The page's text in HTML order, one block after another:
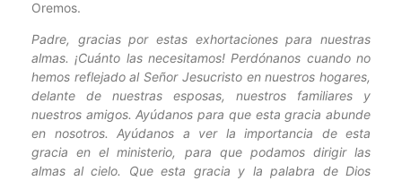
Oremos.
Padre, gracias por estas exhortaciones para nuestras
almas. ¡Cuánto las necesitamos! Perdónanos cuando no
hemos reflejado al Señor Jesucristo en nuestros hogares,
delante de nuestras esposas, nuestros familiares y
nuestros amigos. Ayúdanos para que esta gracia abunde
en nosotros. Ayúdanos a ver la importancia de esta
gracia en el ministerio, para que podamos dirigir las
almas al cielo. Que esta gracia y la palabra de Dios